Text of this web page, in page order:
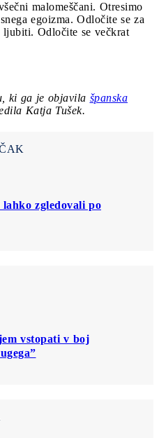
malomeščani. Otresimo
egoizma. Odločite se za
ljubiti. Odločite se večkrat
ki ga je objavila španska
Katja Tušek.
zgledovali po
vstopati v boj